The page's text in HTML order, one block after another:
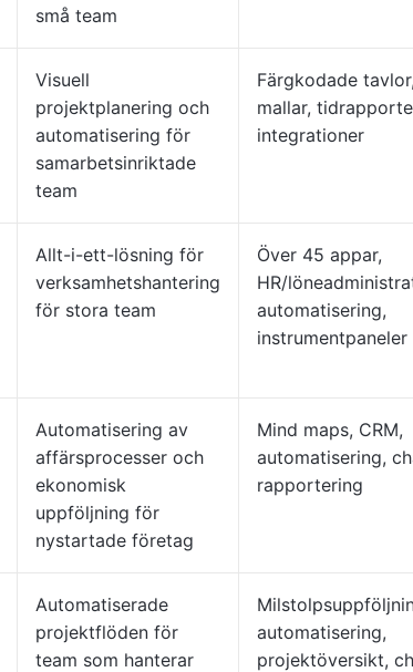
små team
Visuell
projektplanering och
automatisering för
samarbetsinriktade
team
Färgkodade tavlor,
mallar,
integrationer
Allt-i-ett-lösning för
verksamhetshantering
för stora team
Över 45 appar,
HR/
automatisering,
instrumentpaneler
Automatisering av
affärsprocesser och
ekonomisk
uppföljning för
nystartade företag
Mind maps, CRM,
automatisering,
rapportering
Automatiserade
projektflöden för
team som hanterar
automatisering,
projektöversikt,